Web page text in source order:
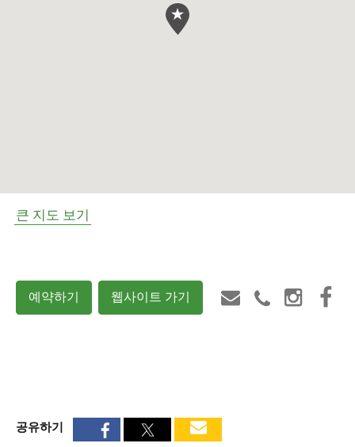
큰 지도 보기
예약하기 웹사이트 가기
공유하기